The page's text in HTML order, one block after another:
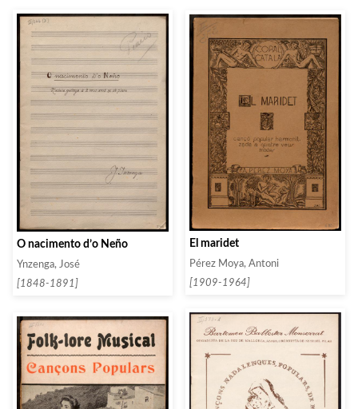
O nacimento d’o Neño
Ynzenga, José
[1848-1891]
El maridet
Pérez Moya, Antoni
[1909-1964]